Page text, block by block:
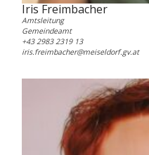
Iris Freimbacher
Amtsleitung
Gemeindeamt
+43 2983 2319 13
iris.freimbacher@meiseldorf.gv.at